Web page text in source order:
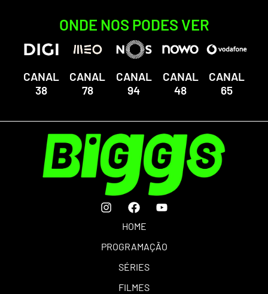
ONDE NOS PODES VER
CANAL
38
CANAL
78
CANAL
94
CANAL
48
CANAL
65
HOME
PROGRAMAÇÃO
SÉRIES
FILMES